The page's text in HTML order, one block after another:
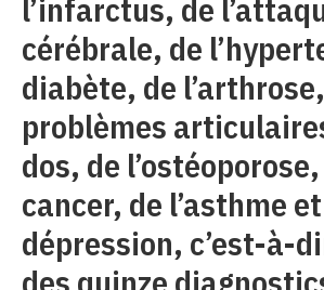
l’infarctus, de
cérébrale, de
diabète, de
problèmes
dos, de
cancer, de l’asthme
dépression, c’est-à-